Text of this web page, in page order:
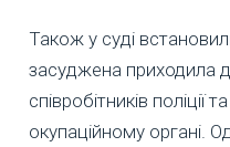
Також у суді
засуджена приходила
співробітників
окупаційному органі.